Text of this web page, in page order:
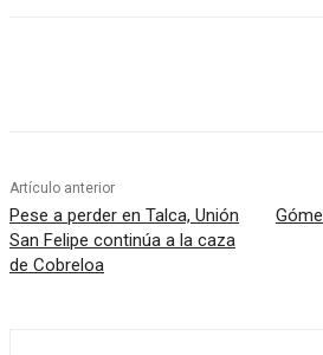
Artículo anterior
Pese a perder en Talca, Unión
San Felipe continúa a la caza
de Cobreloa